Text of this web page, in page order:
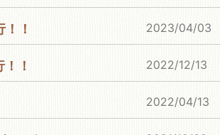
！ 2023/04/03
！ 2022/12/13
2022/04/13